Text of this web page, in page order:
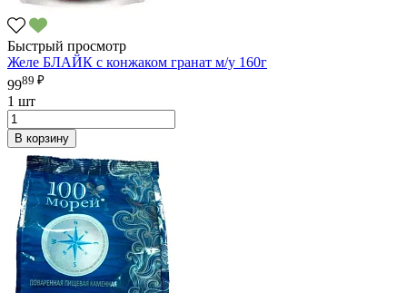
Быстрый просмотр
Желе БЛАЙК с конжаком гранат м/у 160г
9989 ₽
1 шт
В корзину